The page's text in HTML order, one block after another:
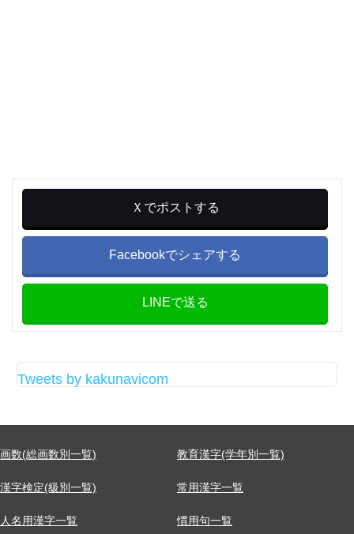
Ｘでポストする
Facebookでシェアする
LINEで送る
Tweets by kakunavicom
画数(総画数別一覧) 教育漢字(学年別一覧)
漢字検定(級別一覧) 常用漢字一覧
人名用漢字一覧 慣用句一覧